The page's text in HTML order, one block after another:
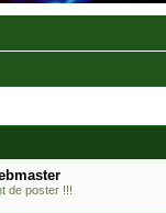
de poster !!!